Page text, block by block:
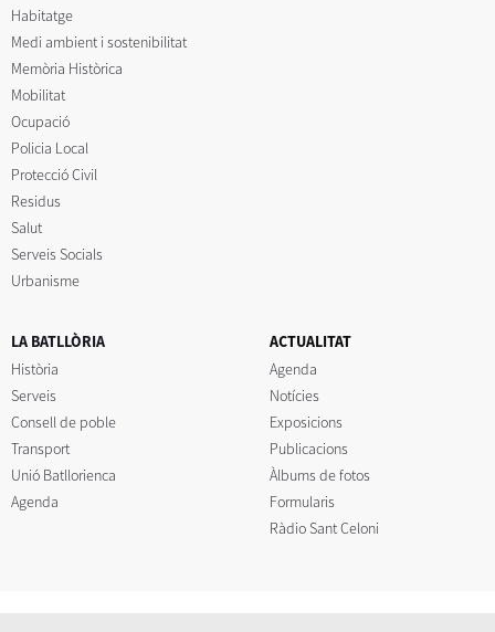
Habitatge
Medi ambient i sostenibilitat
Memòria Històrica
Mobilitat
Ocupació
Policia Local
Protecció Civil
Residus
Salut
Serveis Socials
Urbanisme
LA BATLLÒRIA
Història
Serveis
Consell de poble
Transport
Unió Batllorienca
Agenda
ACTUALITAT
Agenda
Notícies
Exposicions
Publicacions
Àlbums de fotos
Formularis
Ràdio Sant Celoni